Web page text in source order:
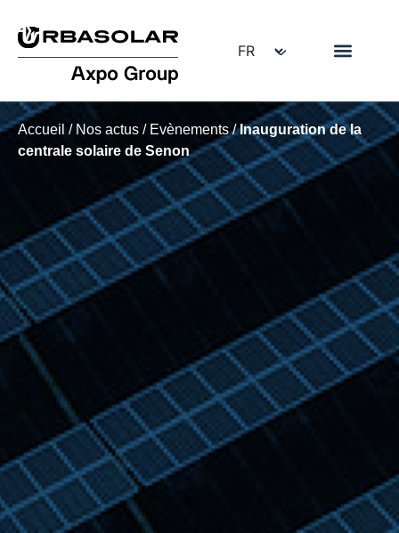
Accueil / Nos actus / Evènements/Inauguration de la
centrale solaire de Senon